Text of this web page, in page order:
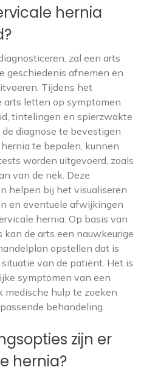
hernia
zal een arts
geschiedenis afnemen en
Tijdens het
arts letten op symptomen
tintelingen en spierzwakte
diagnose te bevestigen
te bepalen, kunnen
worden uitgevoerd, zoals
van de nek. Deze
helpen bij het visualiseren
en eventuele afwijkingen
hernia. Op basis van
de arts een nauwkeurige
opstellen dat is
van de patiënt. Het is
symptomen van een
medische hulp te zoeken
behandeling.
zijn er
hernia?